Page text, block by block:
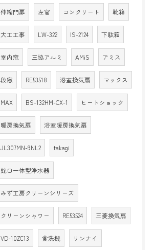
伸縮門扉 左官 コンクリート 靴箱
大工工事 LW-322 IS-2124 下駄箱
室内窓 三協アルミ AMiS アミス
段窓 RE53518 浴室換気扇 マックス
MAX BS-132HM-CX-1 ヒートショック
暖房換気扇 浴室暖房換気扇
JL307MN-9NL2 takagi
蛇口一体型浄水器
みず工房クリーンシリーズ
クリーンシャワー RE53524 三菱換気扇
VD-10ZC13 食洗機 リンナイ